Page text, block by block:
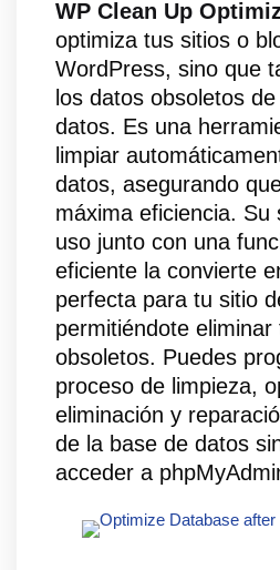
WP Clean Up
optimiza tus sitios o
WordPress, sino que
los datos obsoletos
datos. Es una
limpiar
datos, asegurando
máxima eficiencia. Su
uso junto con una
eficiente la convierte
perfecta para tu sitio
permitiéndote
obsoletos. Puedes
proceso de limpieza,
eliminación y
de la base de datos
acceder a